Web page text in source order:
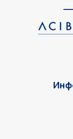
Фуутер